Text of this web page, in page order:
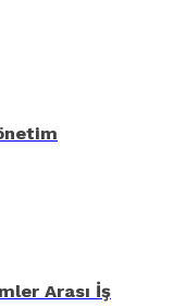
Arası İş